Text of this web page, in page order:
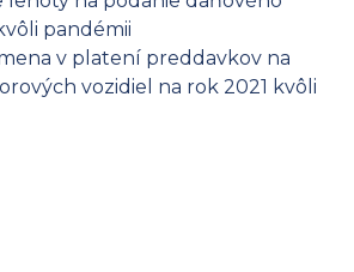
pandémii
v platení preddavkov na
vozidiel na rok 2021 kvôli